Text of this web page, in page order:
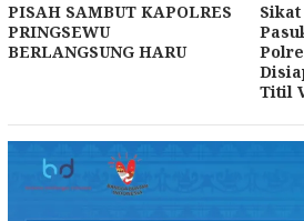
PISAH SAMBUT KAPOLRES
PRINGSEWU
BERLANGSUNG HARU
Titil